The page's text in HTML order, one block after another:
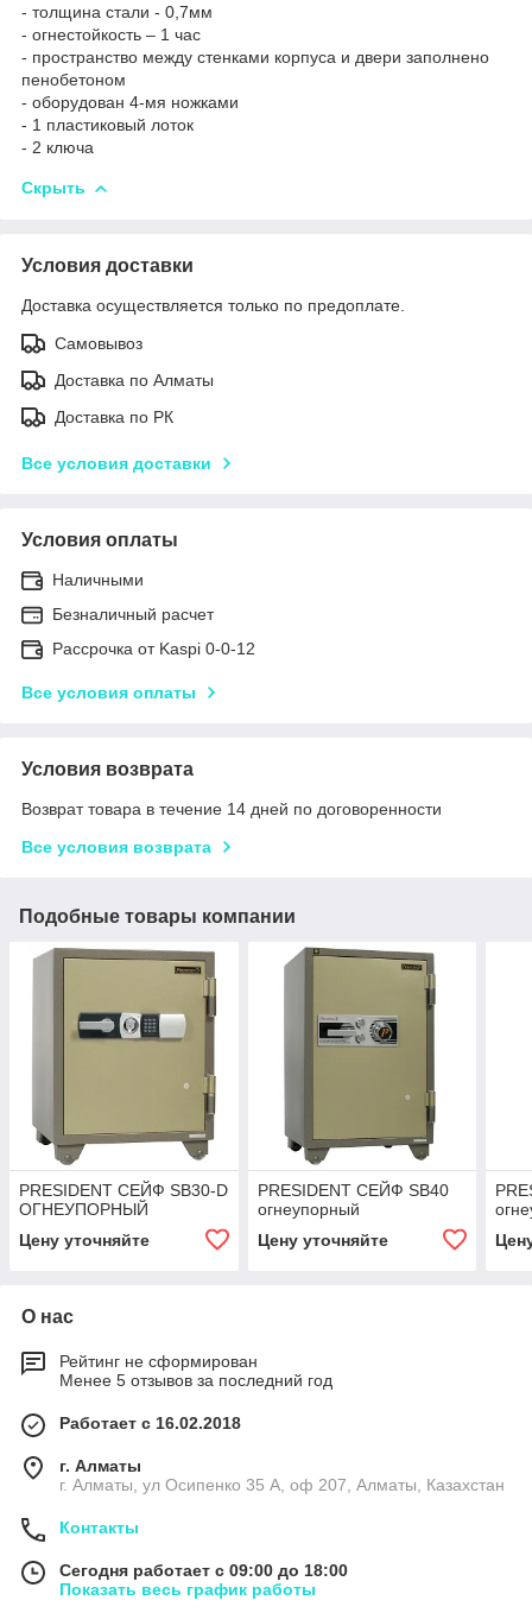
- толщина стали - 0,7мм
- огнестойкость – 1 час
- пространство между стенками корпуса и двери заполнено
пенобетоном
- оборудован 4-мя ножками
- 1 пластиковый лоток
- 2 ключа
Скрыть
Условия доставки
Доставка осуществляется только по предоплате.
Самовывоз
Доставка по Алматы
Доставка по РК
Все условия доставки
Условия оплаты
Наличными
Безналичный расчет
Рассрочка от Kaspi 0-0-12
Все условия оплаты
Условия возврата
Возврат товара в течение 14 дней по договоренности
Все условия возврата
Подобные товары компании
PRESIDENT СЕЙФ SB30-D
ОГНЕУПОРНЫЙ
Цену уточняйте
PRESIDENT СЕЙФ SB40
огнеупорный
Цену уточняйте
О нас
Рейтинг не сформирован
Менее 5 отзывов за последний год
Работает с 16.02.2018
г. Алматы
г. Алматы, ул Осипенко 35 А, оф 207, Алматы, Казахстан
Контакты
Сегодня работает с 09:00 до 18:00
Показать весь график работы